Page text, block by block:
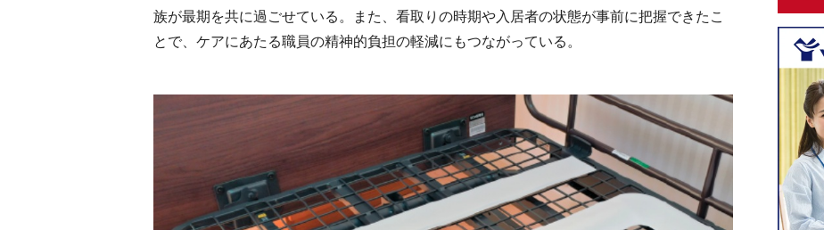
族が最期を共に過ごせている。また、看取りの時期や入居者の状態が事前に把握できたこ
とで、ケアにあたる職員の精神的負担の軽減にもつながっている。